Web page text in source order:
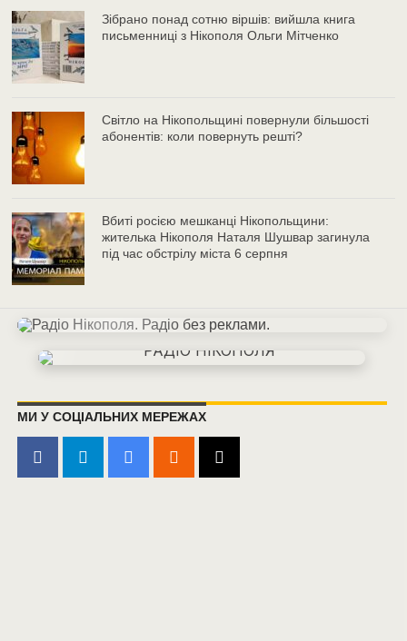
Зібрано понад сотню віршів: вийшла книга
письменниці з Нікополя Ольги Мітченко
Світло на Нікопольщині повернули більшості
абонентів: коли повернуть решті?
Вбиті росією мешканці Нікопольщини:
жителька Нікополя Наталя Шушвар загинула
під час обстрілу міста 6 серпня
МИ У СОЦІАЛЬНИХ МЕРЕЖАХ